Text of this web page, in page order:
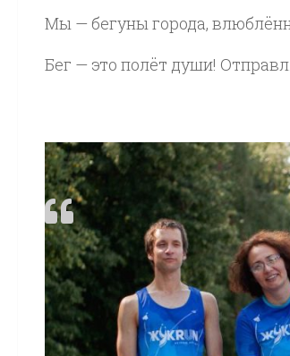
Мы — бегуны города,
Бег — это полёт души!